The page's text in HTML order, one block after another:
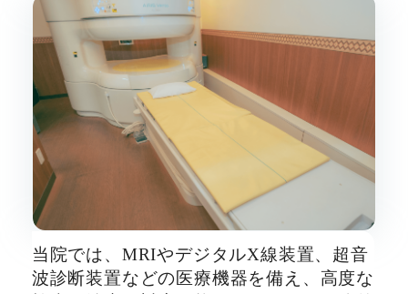
当院では、MRIやデジタルX線装置、超音
波診断装置などの医療機器を備え、高度な